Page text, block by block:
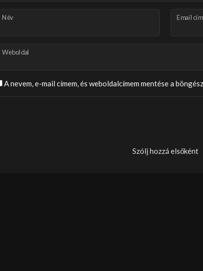
Név Email cím
Weboldal
A nevem, e-mail címem, és weboldalcímem mentése a
Szólj hozzá elsőként